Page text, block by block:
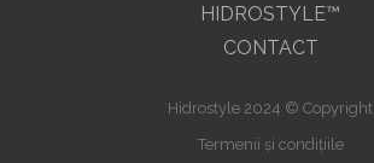
HIDROSTYLE™
CONTACT
Hidrostyle 2024 © Copyright
Termenii și condițiile